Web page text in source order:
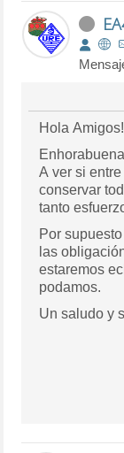
Hola Amigos!
A ver si
conservar
tanto
Por
las
estaremos
podamos.
Un saludo y